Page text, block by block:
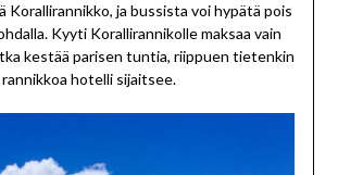
Korallirannikko, ja bussista voi hypätä pois
Kyyti Korallirannikolle maksaa vain
kestää parisen tuntia, riippuen tietenkin
rannikkoa hotelli sijaitsee.